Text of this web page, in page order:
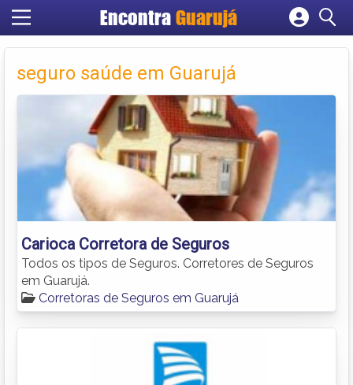
Encontra Guarujá
Cadastrar empresa
Criar conta
seguro saúde em Guarujá
Carioca Corretora de Seguros
Todos os tipos de Seguros. Corretores de Seguros
em Guarujá.
Corretoras de Seguros em Guarujá